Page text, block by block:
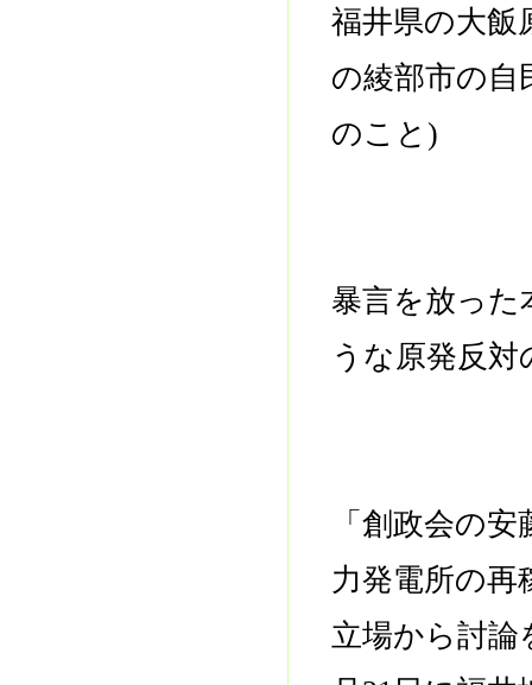
福井県の大飯
の綾部市の自
のこと)
暴言を放った
うな原発反
「創政会の
力発電所の
立場から討論